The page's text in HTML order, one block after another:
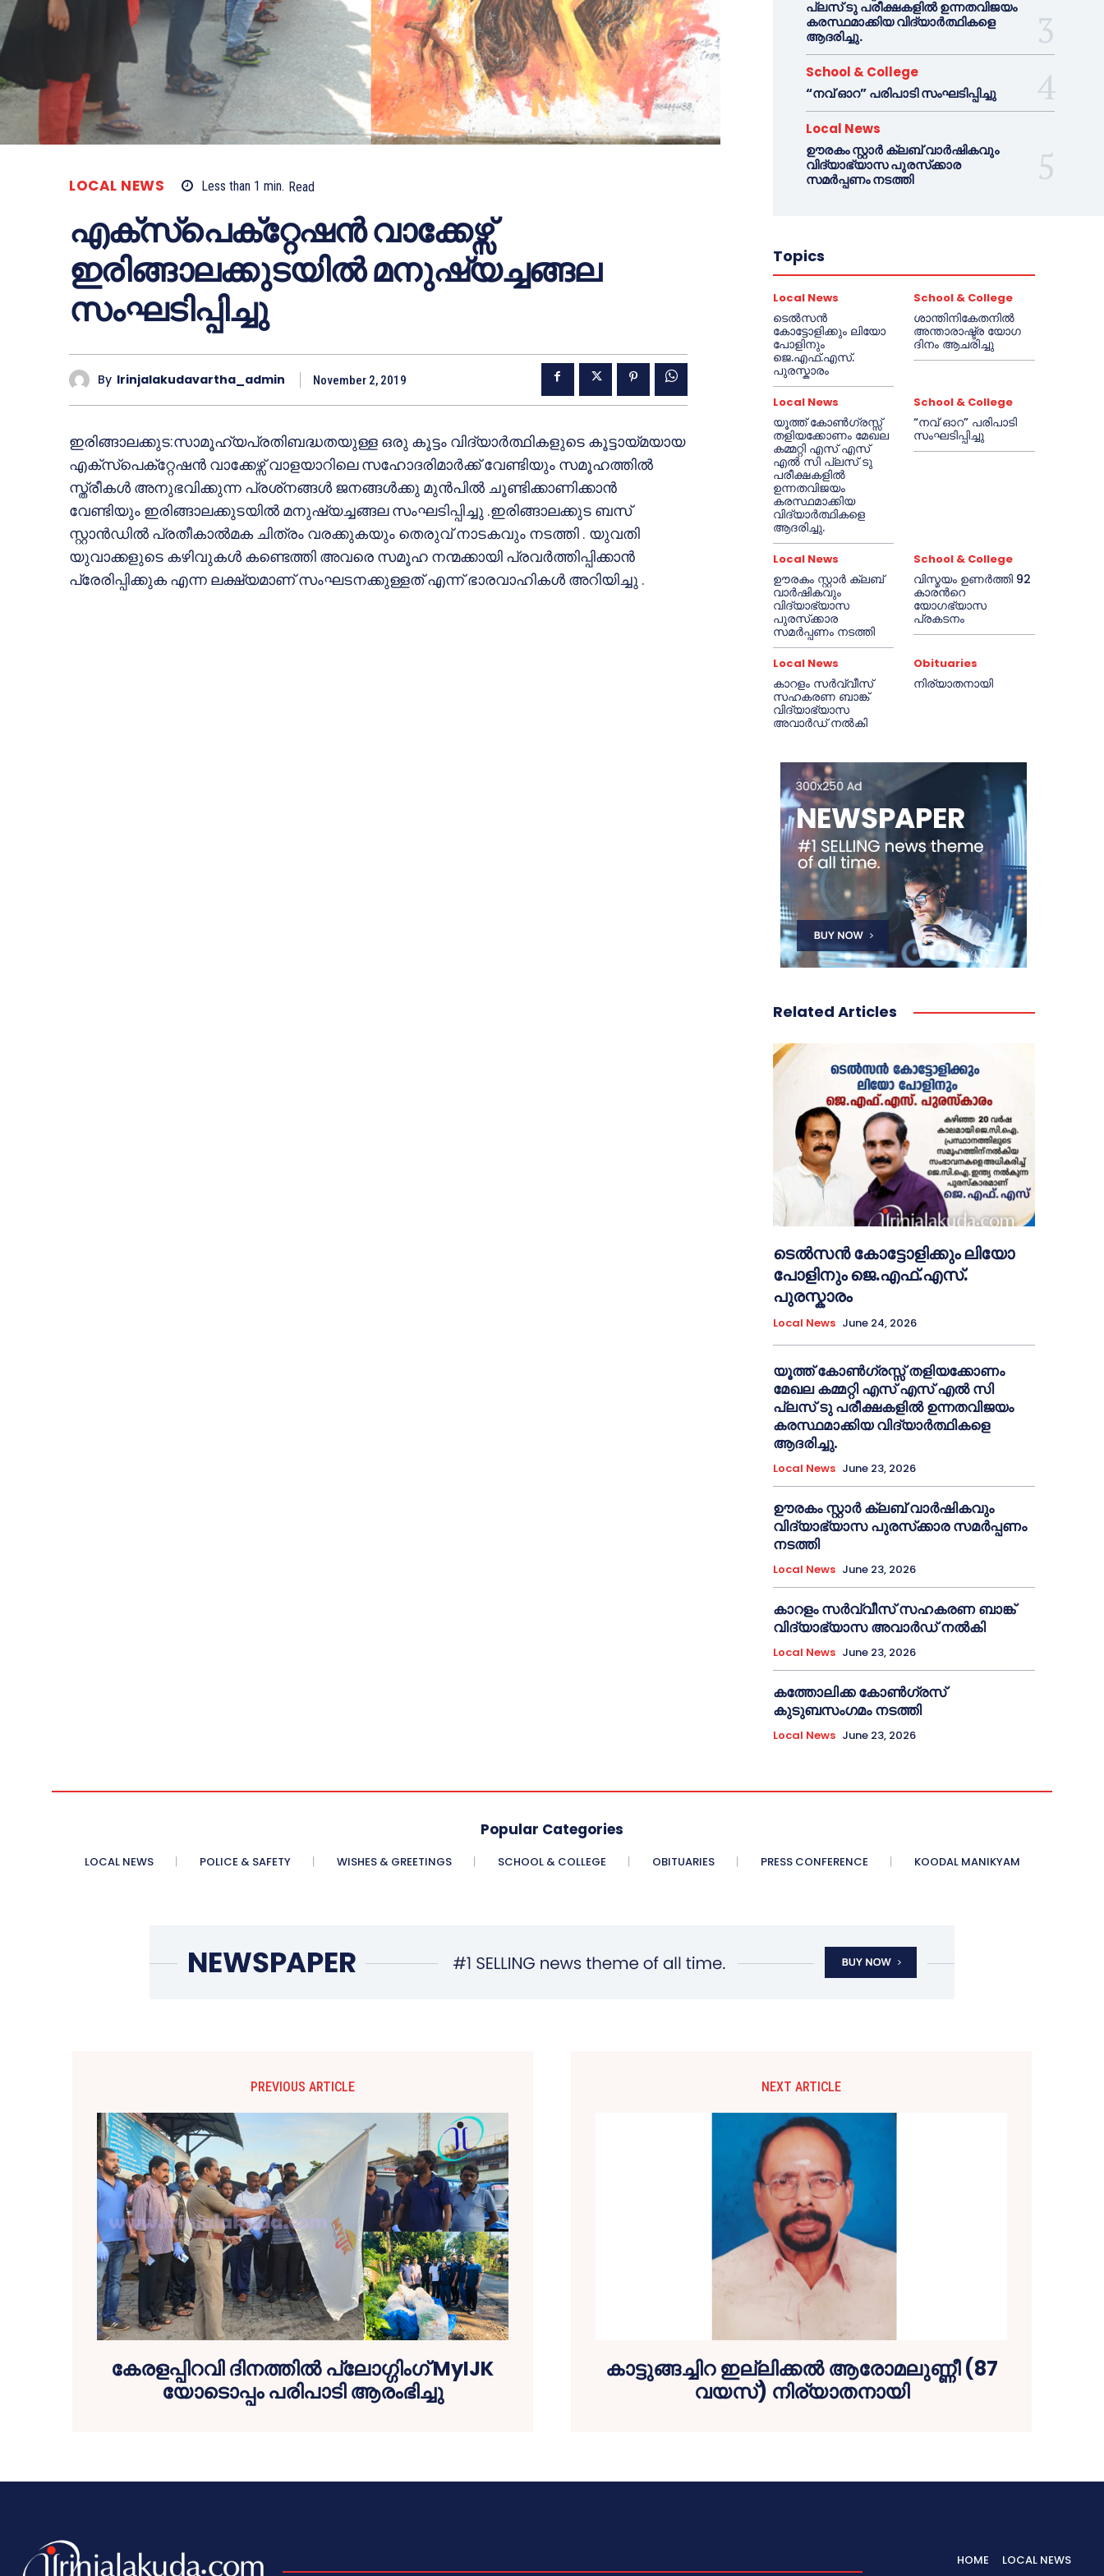
LOCAL NEWS Less than 1 min. Read
എക്‌സ്‌പെക്‌റ്റേഷന്‍ വാക്കേഴ്സ്
ഇരിങ്ങാലക്കുടയില്‍ മനുഷ്യച്ചങ്ങല
സംഘടിപ്പിച്ചു
By Irinjalakudavartha_admin November 2, 2019
ഇരിങ്ങാലക്കുട:സാമൂഹ്യപ്രതിബദ്ധതയുള്ള ഒരു കൂട്ടം വിദ്യാര്‍ത്ഥികളുടെ കൂട്ടായ്മയായ
എക്‌സ്‌പെക്‌റ്റേഷന്‍ വാക്കേഴ്സ് വാളയാറിലെ സഹോദരിമാര്‍ക്ക് വേണ്ടിയും സമൂഹത്തില്‍
സ്ത്രീകള്‍ അനുഭവിക്കുന്ന പ്രശ്‌നങ്ങള്‍ ജനങ്ങള്‍ക്കു മുന്‍പില്‍ ചൂണ്ടിക്കാണിക്കാന്‍
വേണ്ടിയും ഇരിങ്ങാലക്കുടയില്‍ മനുഷ്യച്ചങ്ങല സംഘടിപ്പിച്ചു .ഇരിങ്ങാലക്കുട ബസ്
സ്റ്റാന്‍ഡില്‍ പ്രതീകാല്‍മക ചിത്രം വരക്കുകയും തെരുവ് നാടകവും നടത്തി . യുവതി
യുവാക്കളുടെ കഴിവുകള്‍ കണ്ടെത്തി അവരെ സമൂഹ നന്മക്കായി പ്രവര്‍ത്തിപ്പിക്കാന്‍
പ്രേരിപ്പിക്കുക എന്ന ലക്ഷ്യമാണ് സംഘടനക്കുള്ളത് എന്ന് ഭാരവാഹികള്‍ അറിയിച്ചു .
പ്ലസ് ടു പരീക്ഷകളിൽ ഉന്നതവിജയം
കരസ്ഥമാക്കിയ വിദ്യാർത്ഥികളെ
ആദരിച്ചു.
School & College
“നവ് ഓറ” പരിപാടി സംഘടിപ്പിച്ചു
Local News
ഊരകം സ്റ്റാർ ക്ലബ് വാർഷികവും
വിദ്യാഭ്യാസ പുരസ്‌ക്കാര
സമർപ്പണം നടത്തി
Topics
Local News
ടെൽസൻ
കോട്ടോളിക്കും ലിയോ
പോളിനും
ജെ.എഫ്.എസ്.
പുരസ്കാരം
School & College
ശാന്തിനികേതനിൽ
അന്താരാഷ്ട്ര യോഗ
ദിനം ആചരിച്ചു
Local News
യൂത്ത് കോൺഗ്രസ്സ്
തളിയക്കോണം മേഖല
കമ്മറ്റി എസ് എസ്
എൽ സി പ്ലസ് ടു
പരീക്ഷകളിൽ
ഉന്നതവിജയം
കരസ്ഥമാക്കിയ
വിദ്യാർത്ഥികളെ
ആദരിച്ചു.
School & College
“നവ് ഓറ” പരിപാടി
സംഘടിപ്പിച്ചു
Local News
ഊരകം സ്റ്റാർ ക്ലബ്
വാർഷികവും
വിദ്യാഭ്യാസ
പുരസ്‌ക്കാര
സമർപ്പണം നടത്തി
School & College
വിസ്മയം ഉണർത്തി 92
കാരൻറെ
യോഗഭ്യാസ
പ്രകടനം
Local News
കാറളം സർവ്വീസ്
സഹകരണ ബാങ്ക്
വിദ്യാഭ്യാസ
അവാർഡ് നൽകി
Obituaries
നിര്യാതനായി
Related Articles
ടെൽസൻ കോട്ടോളിക്കും ലിയോ
പോളിനും ജെ.എഫ്.എസ്.
പുരസ്കാരം
Local News June 24, 2026
യൂത്ത് കോൺഗ്രസ്സ് തളിയക്കോണം
മേഖല കമ്മറ്റി എസ് എസ് എൽ സി
പ്ലസ് ടു പരീക്ഷകളിൽ ഉന്നതവിജയം
കരസ്ഥമാക്കിയ വിദ്യാർത്ഥികളെ
ആദരിച്ചു.
Local News June 23, 2026
ഊരകം സ്റ്റാർ ക്ലബ് വാർഷികവും
വിദ്യാഭ്യാസ പുരസ്‌ക്കാര സമർപ്പണം
നടത്തി
Local News June 23, 2026
കാറളം സർവ്വീസ് സഹകരണ ബാങ്ക്
വിദ്യാഭ്യാസ അവാർഡ് നൽകി
Local News June 23, 2026
കത്തോലിക്ക കോൺഗ്രസ്
കുടുബസംഗമം നടത്തി
Local News June 23, 2026
Popular Categories
LOCAL NEWS POLICE & SAFETY WISHES & GREETINGS SCHOOL & COLLEGE OBITUARIES PRESS CONFERENCE KOODAL MANIKYAM
PREVIOUS ARTICLE
കേരളപ്പിറവി ദിനത്തില്‍ പ്ലോഗ്ഗിംഗ് MyIJK
യോടൊപ്പം പരിപാടി ആരംഭിച്ചു
NEXT ARTICLE
കാട്ടുങ്ങച്ചിറ ഇല്ലിക്കല്‍ ആരോമലുണ്ണീ (87
വയസ്) നിര്യാതനായി
HOME
LOCAL NEWS